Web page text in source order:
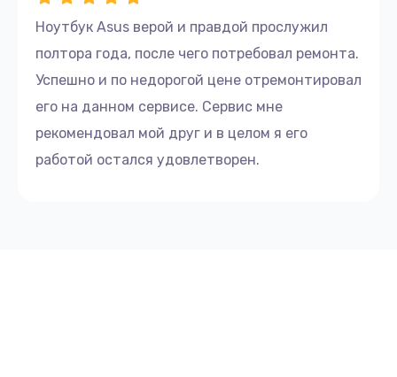
Ноутбук Asus верой и правдой прослужил
полтора года, после чего потребовал ремонта.
Успешно и по недорогой цене отремонтировал
его на данном сервисе. Сервис мне
рекомендовал мой друг и в целом я его
работой остался удовлетворен.